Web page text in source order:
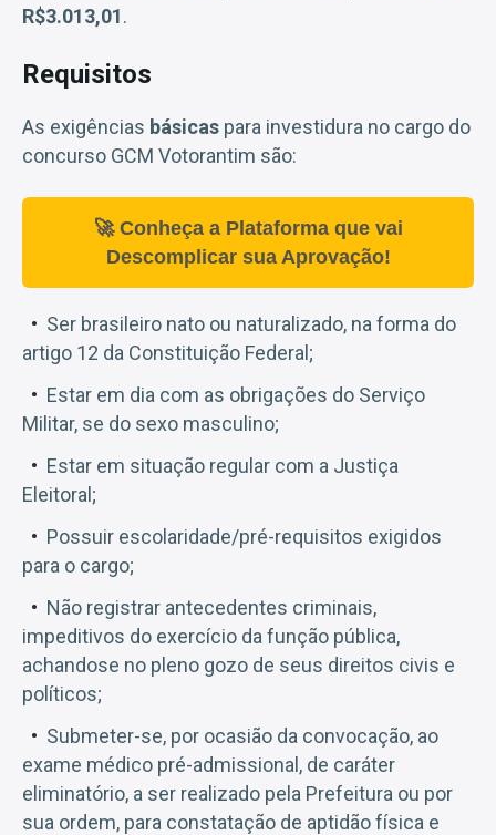
R$3.013,01.
Requisitos
As exigências básicas para investidura no cargo do
concurso GCM Votorantim são:
🚀 Conheça a Plataforma que vai
Descomplicar sua Aprovação!
Ser brasileiro nato ou naturalizado, na forma do
artigo 12 da Constituição Federal;
Estar em dia com as obrigações do Serviço
Militar, se do sexo masculino;
Estar em situação regular com a Justiça
Eleitoral;
Possuir escolaridade/pré-requisitos exigidos
para o cargo;
Não registrar antecedentes criminais,
impeditivos do exercício da função pública,
achandose no pleno gozo de seus direitos civis e
políticos;
Submeter-se, por ocasião da convocação, ao
exame médico pré-admissional, de caráter
eliminatório, a ser realizado pela Prefeitura ou por
sua ordem, para constatação de aptidão física e